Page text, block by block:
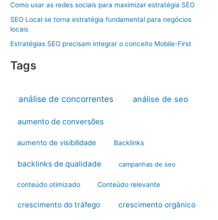
Como usar as redes sociais para maximizar estratégia SEO
SEO Local se torna estratégia fundamental para negócios
locais
Estratégias SEO precisam integrar o conceito Mobile-First
Tags
análise de concorrentes análise de seo
aumento de conversões
aumento de visibilidade Backlinks
backlinks de qualidade campanhas de seo
conteúdo otimizado Conteúdo relevante
crescimento do tráfego crescimento orgânico